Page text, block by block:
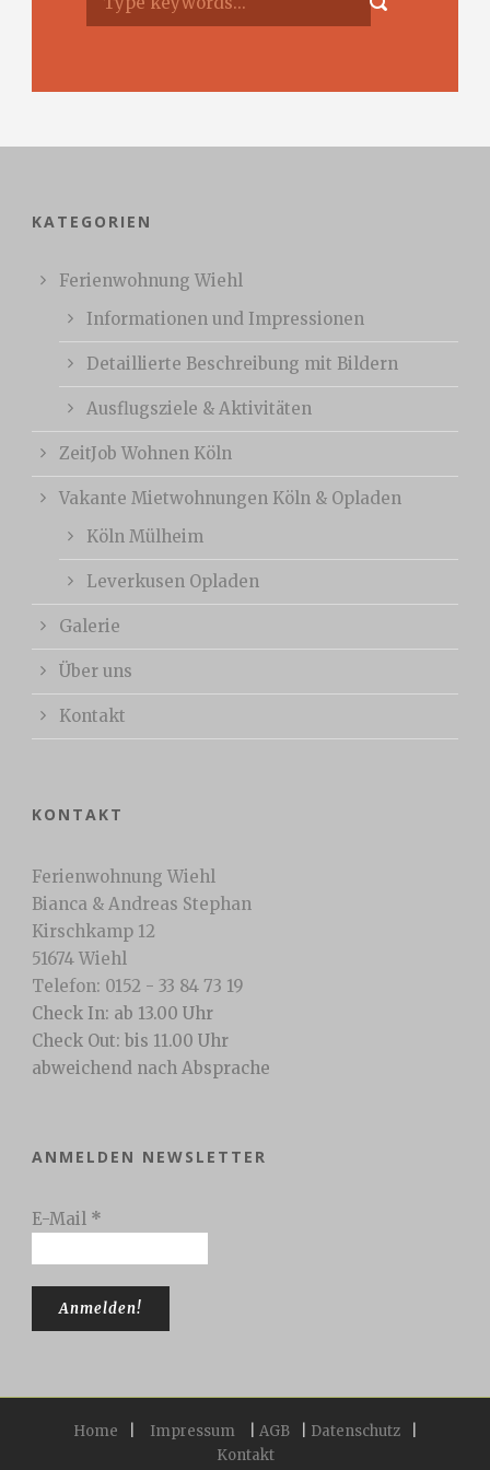
KATEGORIEN
Ferienwohnung Wiehl
Informationen und Impressionen
Detaillierte Beschreibung mit Bildern
Ausflugsziele & Aktivitäten
ZeitJob Wohnen Köln
Vakante Mietwohnungen Köln & Opladen
Köln Mülheim
Leverkusen Opladen
Galerie
Über uns
Kontakt
KONTAKT
Ferienwohnung Wiehl
Bianca & Andreas Stephan
Kirschkamp 12
51674 Wiehl
Telefon: 0152 - 33 84 73 19
Check In: ab 13.00 Uhr
Check Out: bis 11.00 Uhr
abweichend nach Absprache
ANMELDEN NEWSLETTER
E-Mail *
Home Impressum AGB Datenschutz
Kontakt